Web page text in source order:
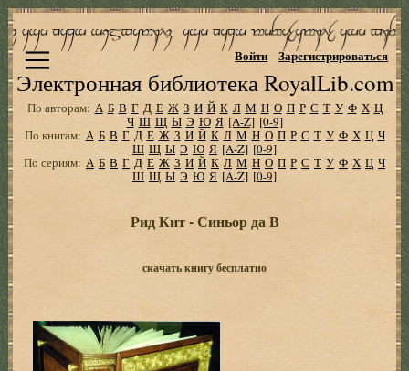
Электронная библиотека RoyalLib.com
Войти Зарегистрироваться
По авторам: А Б В Г Д Е Ж З И Й К Л М Н О П Р С Т У Ф Х Ц
Ч Ш Щ Ы Э Ю Я [A-Z] [0-9]
По книгам: А Б В Г Д Е Ж З И Й К Л М Н О П Р С Т У Ф Х Ц Ч
Ш Щ Ы Э Ю Я [A-Z] [0-9]
По сериям: А Б В Г Д Е Ж З И Й К Л М Н О П Р С Т У Ф Х Ц Ч
Ш Щ Ы Э Ю Я [A-Z] [0-9]
Рид Кит - Синьор да В
скачать книгу бесплатно